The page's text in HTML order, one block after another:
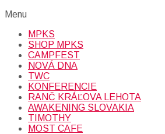
Menu
MPKS
SHOP MPKS
CAMPFEST
NOVÁ DNA
TWC
KONFERENCIE
RANČ KRÁĽOVA LEHOTA
AWAKENING SLOVAKIA
TIMOTHY
MOST CAFE